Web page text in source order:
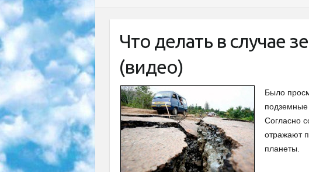
Что делать в случае
(видео)
Было
подземные
Согласно
отражают
планеты.